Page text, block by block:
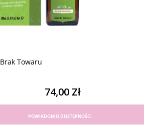
Brak Towaru
74,00 Zł
POWIADOM O DOSTĘPNOŚCI